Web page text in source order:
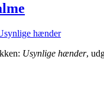
Usynlige hænder,